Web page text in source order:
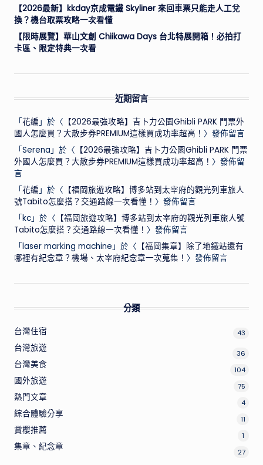
【2026最新】kkday京成電鐵 Skyliner 來回車票只能走人工兌
換？機台取票攻略一次看懂
【限時展覽】華山文創 Chiikawa Days 台北特展開箱！必拍打
卡區、限定特典一次看
近期留言
「 花編 」於〈 【2026最強攻略】吉卜力公園Ghibli PARK 門票外
國人怎麼買？大散步券PREMIUM這樣買成功率超高！ 〉發佈留言
「 Serena 」於〈 【2026最強攻略】吉卜力公園Ghibli PARK 門票
外國人怎麼買？大散步券PREMIUM這樣買成功率超高！ 〉發佈留
言
「 花編 」於〈 【福岡旅遊攻略】博多站到太宰府的觀光列車旅人
號Tabito怎麼搭？交通路線一次看懂！ 〉發佈留言
「 kc」於〈 【福岡旅遊攻略】博多站到太宰府的觀光列車旅人號
Tabito怎麼搭？交通路線一次看懂！ 〉發佈留言
「 laser marking machine 」於〈 【福岡集章】除了地鐵站還有
哪裡有紀念章？機場、太宰府紀念章一次蒐集！ 〉發佈留言
分類
台灣住宿 43
台灣旅遊 36
台灣美食 104
國外旅遊 75
熱門文章 4
綜合體驗分享 11
賞櫻推薦 1
集章、紀念章 27